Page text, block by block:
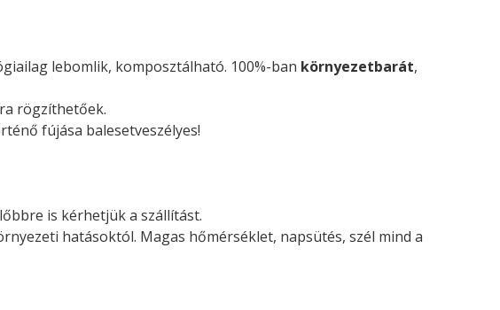
lebomlik, komposztálható. 100%-ban környezetbarát,
rögzíthetőek.
fújása balesetveszélyes!
is kérhetjük a szállítást.
hatásoktól. Magas hőmérséklet, napsütés, szél mind a